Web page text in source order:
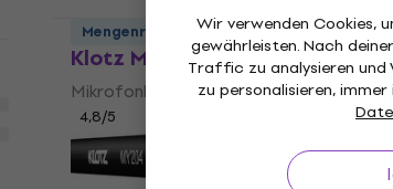
Wir verwenden Cookies,
gewährleisten. Nach
Traffic zu analysieren
zu personalisieren,
Klotz MY206GN Mikrofonkabel
Mikrofonkabel
4,8/5
2,09 €
Auf Lager
Mengenrabatt